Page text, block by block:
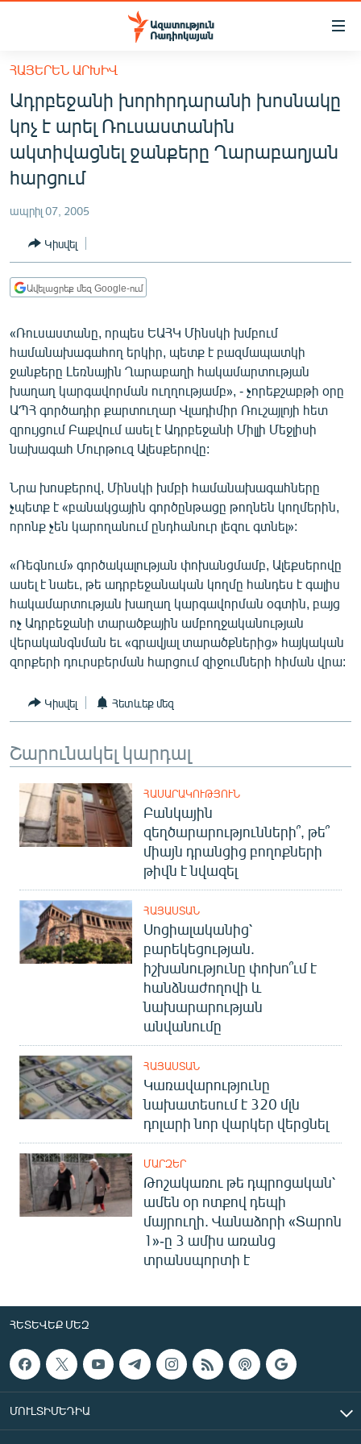
Մատչելիության
հիմնական
բովանդակությանը
Անցնել
հիմնական
մենյուին
Որոնում
ՀԱՅԱՍՏԱՆ
ՔԱՂԱՔԱԿԱՆ
ԸՆՏՐՈՒԹՅՈՒՆՆԵՐ 2026
ՏՆՏԵՍՈՒԹՅՈՒՆ
ՂԱՐԱԲԱՂ
ՏԱՐԱԾԱՇՐՋԱՆ
ՄԻՋԱԶԳԱՅԻՆ
ՄՇԱԿՈՒՅԹ
ՍՊՈՐՏ
ՄԵԿՆԱԲԱՆՈՒԹՅՈՒՆ
ՏՏ ԵՒ ԻՆՏԵՐՆԵՏ
ԿՈՐՈՆԱՎԻՐՈՒՍ
ՏԵՍԱՆՅՈՒԹԵՐ
ԲԱՆԱՎԵՃ
ՁԳՏԵԼՈՎ ԼԱՎԱԳՈՒՅՆԻՆ
ՓՈԴՔԱՍԹ
Հայերեն
Русский
ՀԵՏԵՎԵՔ ՄԵԶ
«Ազատության» բոլոր կայքերը
ՀԱՅԵՐԵՆ ԱՐԽԻՎ
Ադրբեջանի խորհրդարանի խոսնակը
կոչ է արել Ռուսաստանին
ակտիվացնել ջանքերը Ղարաբաղյան
հարցում
ապրիլ 07, 2005
Կիսվել
Ավելացրեք մեզ Google-ում
«Ռուսաստանը, որպես ԵԱՀԿ Մինսկի խմբում
համանախագահող երկիր, պետք է բազմապատկի
ջանքերը Լեռնային Ղարաբաղի հակամարտության
խաղաղ կարգավորման ուղղությամբ», - չորեքշաբթի օրը
ԱՊՀ գործադիր քարտուղար Վլադիմիր Ռուշայլոյի հետ
զրույցում Բաքվում ասել է Ադրբեջանի Միլլի Մեջլիսի
նախագահ Մուրթուզ Ալեսքերովը:
Նրա խոսքերով, Մինսկի խմբի համանախագահները
չպետք է «բանակցային գործընթացը թողնեն կողմերին,
որոնք չեն կարողանում ընդհանուր լեզու գտնել»:
«Ռեգնում» գործակալության փոխանցմամբ, Ալեքսերովը
ասել է նաեւ, թե ադրբեջանական կողմը հանդես է գալիս
հակամարտության խաղաղ կարգավորման օգտին, բայց
ոչ Ադրբեջանի տարածքային ամբողջականության
վերականգնման եւ «գրավյալ տարածքներից» հայկական
զորքերի դուրսբերման հարցում զիջումների հիման վրա:
Կիսվել Հետևեք մեզ
Շարունակել կարդալ
ՀԱՍԱՐԱԿՈՒԹՅՈՒՆ
Բանկային
զեղծարարությունների՞, թե՞
միայն դրանցից բողոքների
թիվն է նվազել
ՀԱՅԱՍՏԱՆ
Սոցիալականից՝
բարեկեցության.
իշխանությունը փոխո՞ւմ է
հանձնաժողովի և
նախարարության
անվանումը
ՀԱՅԱՍՏԱՆ
Կառավարությունը
նախատեսում է 320 մլն
դոլարի նոր վարկեր վերցնել
ՄԱՐԶԵՐ
Թոշակառու թե դպրոցական՝
ամեն օր ոտքով դեպի
մայրուղի. Վանաձորի «Տարոն
1»-ը 3 ամիս առանց
տրանսպորտի է
ՀԵՏԵՎԵՔ ՄԵԶ
ՄՈՒԼՏԻՄԵԴԻԱ